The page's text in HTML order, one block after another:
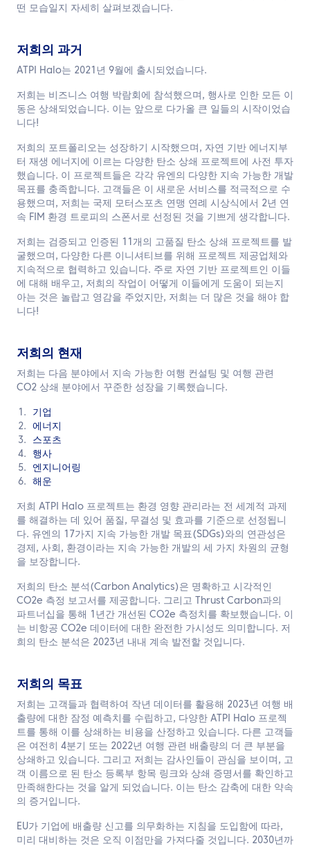
떤 모습일지 자세히 살펴보겠습니다.
저희의 과거
ATPI Halo는 2021년 9월에 출시되었습니다.
저희는 비즈니스 여행 박람회에 참석했으며, 행사로 인한 모든 이
동은 상쇄되었습니다. 이는 앞으로 다가올 큰 일들의 시작이었습
니다!
저희의 포트폴리오는 성장하기 시작했으며, 자연 기반 에너지부
터 재생 에너지에 이르는 다양한 탄소 상쇄 프로젝트에 사전 투자
했습니다. 이 프로젝트들은 각각 유엔의 다양한 지속 가능한 개발
목표를 충족합니다. 고객들은 이 새로운 서비스를 적극적으로 수
용했으며, 저희는 국제 모터스포츠 연맹 연례 시상식에서 2년 연
속 FIM 환경 트로피의 스폰서로 선정된 것을 기쁘게 생각합니다.
저희는 검증되고 인증된 11개의 고품질 탄소 상쇄 프로젝트를 발
굴했으며, 다양한 다른 이니셔티브를 위해 프로젝트 제공업체와
지속적으로 협력하고 있습니다. 주로 자연 기반 프로젝트인 이들
에 대해 배우고, 저희의 작업이 어떻게 이들에게 도움이 되는지
아는 것은 놀랍고 영감을 주었지만, 저희는 더 많은 것을 해야 합
니다!
저희의 현재
저희는 다음 분야에서 지속 가능한 여행 컨설팅 및 여행 관련
CO2 상쇄 분야에서 꾸준한 성장을 기록했습니다.
기업
에너지
스포츠
행사
엔지니어링
해운
저희 ATPI Halo 프로젝트는 환경 영향 관리라는 전 세계적 과제
를 해결하는 데 있어 품질, 무결성 및 효과를 기준으로 선정됩니
다. 유엔의 17가지 지속 가능한 개발 목표(SDGs)와의 연관성은
경제, 사회, 환경이라는 지속 가능한 개발의 세 가지 차원의 균형
을 보장합니다.
저희의 탄소 분석(Carbon Analytics)은 명확하고 시각적인
CO2e 측정 보고서를 제공합니다. 그리고 Thrust Carbon과의
파트너십을 통해 1년간 개선된 CO2e 측정치를 확보했습니다. 이
는 비항공 CO2e 데이터에 대한 완전한 가시성도 의미합니다. 저
희의 탄소 분석은 2023년 내내 계속 발전할 것입니다.
저희의 목표
저희는 고객들과 협력하여 작년 데이터를 활용해 2023년 여행 배
출량에 대한 잠정 예측치를 수립하고, 다양한 ATPI Halo 프로젝
트를 통해 이를 상쇄하는 비용을 산정하고 있습니다. 다른 고객들
은 여전히 4분기 또는 2022년 여행 관련 배출량의 더 큰 부분을
상쇄하고 있습니다. 그리고 저희는 감사인들이 관심을 보이며, 고
객 이름으로 된 탄소 등록부 항목 링크와 상쇄 증명서를 확인하고
만족해한다는 것을 알게 되었습니다. 이는 탄소 감축에 대한 약속
의 증거입니다.
EU가 기업에 배출량 신고를 의무화하는 지침을 도입함에 따라,
미리 대비하는 것은 오직 이점만을 가져다줄 것입니다. 2030년까